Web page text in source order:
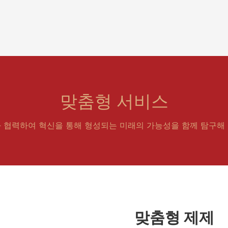
맞춤형 서비스
력하여 혁신을 통해 형성되는 미래의 가능성을 함께 탐구해
맞춤형 제제